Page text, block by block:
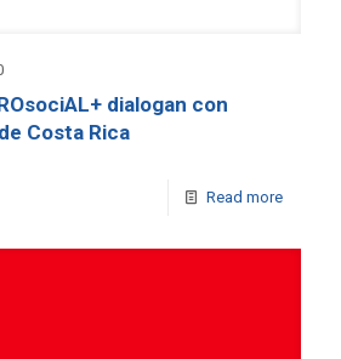
dialogan con
Costa Rica
Read more